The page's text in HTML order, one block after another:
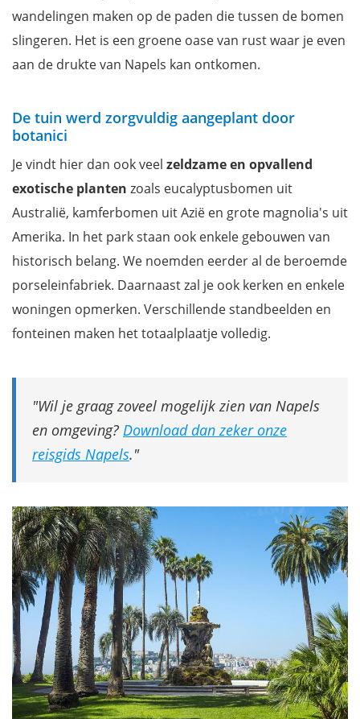
wandelingen maken op de paden die tussen de bomen
slingeren. Het is een groene oase van rust waar je even
aan de drukte van Napels kan ontkomen.
De tuin werd zorgvuldig aangeplant door
botanici
Je vindt hier dan ook veel zeldzame en opvallend
exotische planten zoals eucalyptusbomen uit
Australië, kamferbomen uit Azië en grote magnolia's uit
Amerika. In het park staan ook enkele gebouwen van
historisch belang. We noemden eerder al de beroemde
porseleinfabriek. Daarnaast zal je ook kerken en enkele
woningen opmerken. Verschillende standbeelden en
fonteinen maken het totaalplaatje volledig.
Wil je graag zoveel mogelijk zien van Napels
en omgeving? Download dan zeker onze
reisgids Napels.